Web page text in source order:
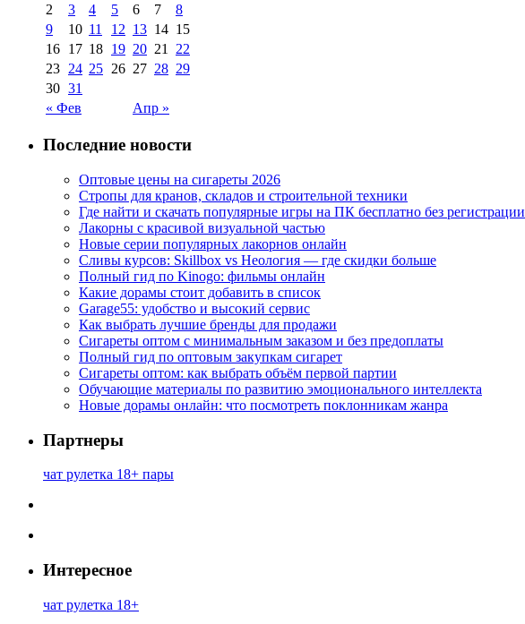
« Фев Апр »
2
3 4 5 6 7
8
9
10 11 12 13 14 15
16 17 18 19 20 21
22
23 24 25 26 27 28 29
30 31
Последние новости
Оптовые цены на сигареты 2026
Стропы для кранов, складов и строительной техники
Где найти и скачать популярные игры на ПК бесплатно без регистрации
Лакорны с красивой визуальной частью
Новые серии популярных лакорнов онлайн
Сливы курсов: Skillbox vs Неология — где скидки больше
Полный гид по Kinogo: фильмы онлайн
Какие дорамы стоит добавить в список
Garage55: удобство и высокий сервис
Как выбрать лучшие бренды для продажи
Сигареты оптом с минимальным заказом и без предоплаты
Полный гид по оптовым закупкам сигарет
Сигареты оптом: как выбрать объём первой партии
Обучающие материалы по развитию эмоционального интеллекта
Новые дорамы онлайн: что посмотреть поклонникам жанра
Партнеры
чат рулетка 18+ пары
Интересное
чат рулетка 18+